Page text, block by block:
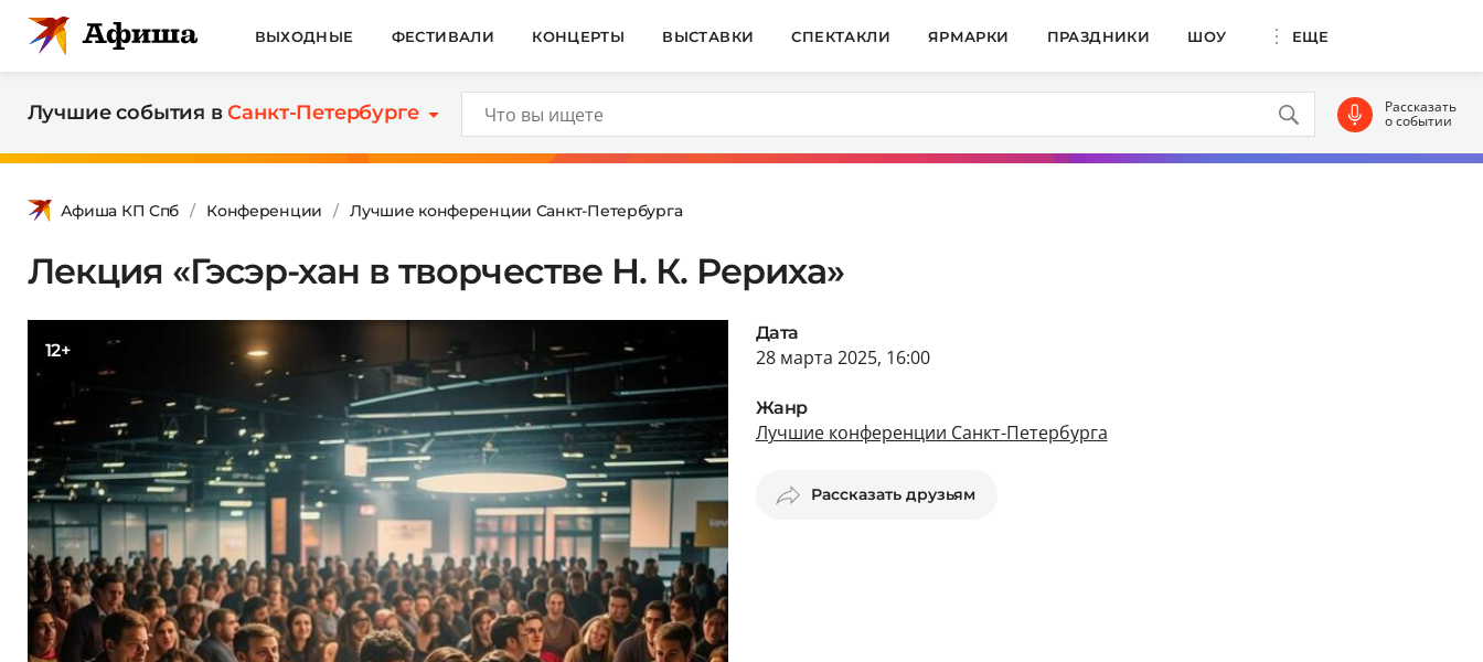
ВЫХОДНЫЕ ФЕСТИВАЛИ КОНЦЕРТЫ ВЫСТАВКИ СПЕКТАКЛИ ЯРМАРКИ ПРАЗДНИКИ ШОУ ЕЩЕ
Лучшие события вСанкт-Петербурге Рассказать
о событии
Афиша КП Спб Конференции Лучшие конференции Санкт-Петербурга
Лекция «Гэсэр-хан в творчестве Н. К. Рериха»
12+
Дата
28 марта 2025, 16:00
Жанр
Лучшие конференции Санкт-Петербурга
Рассказать друзьям